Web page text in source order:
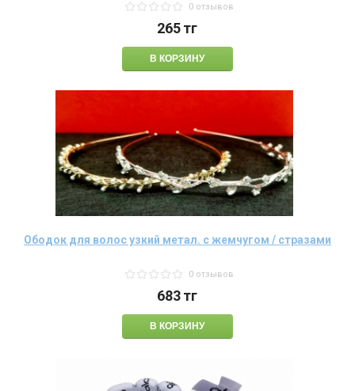
0 отзывов
265тг
Ободок для волос узкий метал. с жемчугом / стразами
0 отзывов
683тг